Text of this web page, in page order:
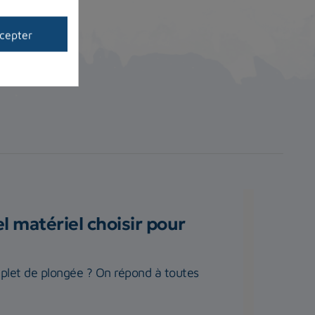
matériel choisir pour
de plongée ? On répond à toutes